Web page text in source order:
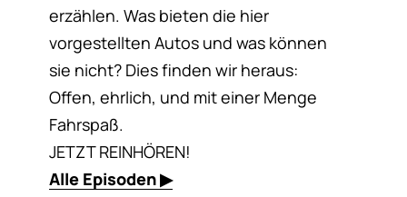
erzählen. Was bieten die hier
vorgestellten Autos und was können
sie nicht? Dies finden wir heraus:
Offen, ehrlich, und mit einer Menge
Fahrspaß.
JETZT REINHÖREN!
Alle Episoden ▶